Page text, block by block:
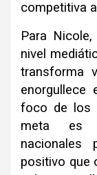
competitiva
Para
nivel
transforma
foco de los
meta es
nacionales
positivo que